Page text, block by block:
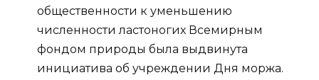
общественности к уменьшению
численности ластоногих Всемирным
фондом природы была выдвинута
инициатива об учреждении Дня моржа.